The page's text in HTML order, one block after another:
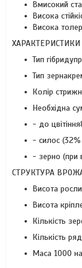
Вмисокий
Висока
Висока
ХАРАКТЕРИСТИКИ
Тип
Тип
Колір
Необхідна
- до
- силос (32%
- зерно (при
СТРУКТУРА
Висота
Висота
Кількість
Кількість
Маса 1000